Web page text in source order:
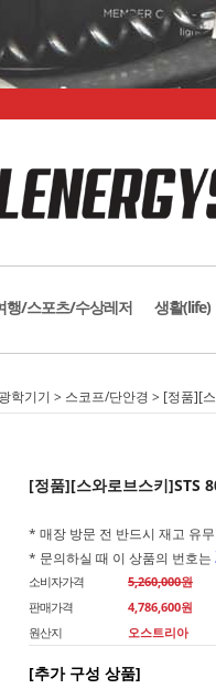
행/스포츠/수상레저 생활(life)
광학기기 > 스코프/단안경 > [정품][
[정품][스와로브스키]STS
* 매장 방문 전 반드시 재고 유
* 문의하실 때 이 상품의 번호는
소비자가격
5,260,000원
판매가격
4,786,600원
원산지
오스트리아
[추가 구성 상품]